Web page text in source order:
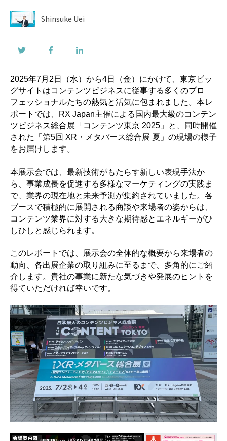
Shinsuke Uei
2025年7月2日（水）から4日（金）にかけて、東京ビッ
グサイトはコンテンツビジネスに従事する多くのプロ
フェッショナルたちの熱気と活気に包まれました。本レ
ポートでは、RX Japan主催による国内最大級のコンテン
ツビジネス総合展「コンテンツ東京 2025」と、同時開催
された「第5回 XR・メタバース総合展 夏」の現場の様子
をお届けします。
本展示会では、最新技術がもたらす新しい表現手法か
ら、事業成長を促進する多様なマーケティングの実践ま
で、業界の現在地と未来予測が集約されていました。各
ブースで積極的に展開される商談や来場者の姿からは、
コンテンツ業界に対する大きな期待感とエネルギーがひ
しひしと感じられます。
このレポートでは、展示会の全体的な概要から来場者の
動向、各出展企業の取り組みに至るまで、多角的にご紹
介します。貴社の事業に新たな気づきや発展のヒントを
得ていただければ幸いです。